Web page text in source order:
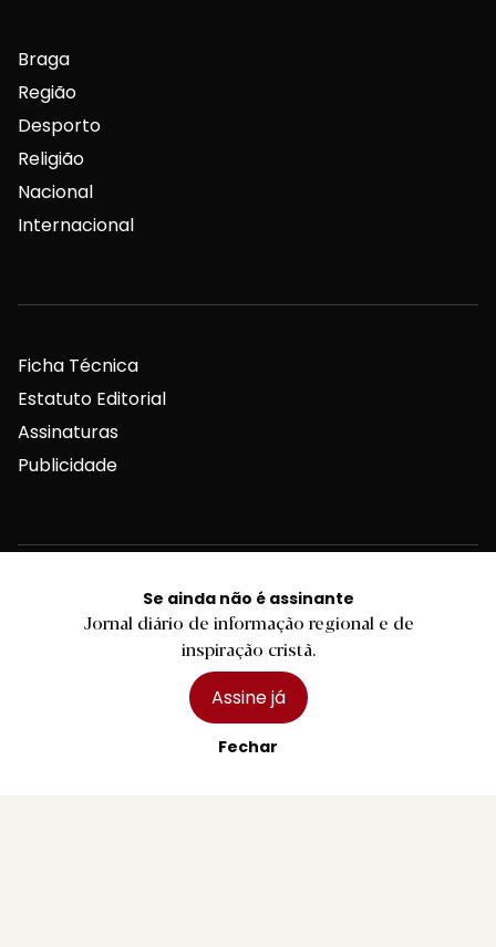
Se ainda não é assinante
Jornal diário de informação regional e de
inspiração cristã.
Assine já
Fechar
Braga
Região
Desporto
Religião
Nacional
Internacional
Ficha Técnica
Estatuto Editorial
Assinaturas
Publicidade
Contactos Gerais